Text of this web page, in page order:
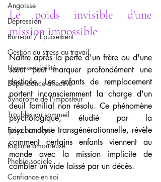
Angoisse
Dépression
Burn-out / Épuisement
Gestion du stress au travail
Hypersensibilité
Dépendance affective
Syndrome de l'imposteur
Troubles du sommeil
Faire son deuil
Rupture amoureuse
Phobie sociale
Confiance en soi
Le poids invisible d'une
mission impossible
Naître après la perte d'un frère ou d'une
sœur peut marquer profondément une
destinée. Les enfants de remplacement
portent inconsciemment la charge d'un
deuil familial non résolu. Ce phénomène
psychologique, étudié par la
psychanalyse transgénérationnelle, révèle
comment certains enfants viennent au
monde avec la mission implicite de
combler un vide laissé par un décès.